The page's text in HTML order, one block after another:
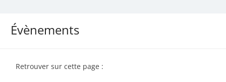
Évènements
Retrouver sur cette page :
00:00